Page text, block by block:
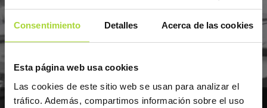
Consentimiento Detalles Acerca de las cookies
Esta página web usa cookies
Las cookies de este sitio web se usan para analizar el
tráfico. Además, compartimos información sobre el uso